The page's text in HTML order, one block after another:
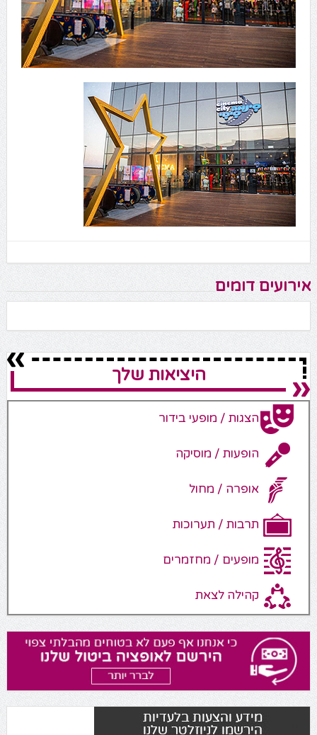
אירועים דומים
היציאות שלך
הצגות / מופעי בידור
הופעות / מוסיקה
אופרה / מחול
תרבות / תערוכות
מופעים / מחזמרים
קהילה לצאת